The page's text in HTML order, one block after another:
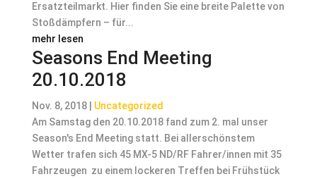
Ersatzteilmarkt. Hier finden Sie eine breite Palette von
Stoßdämpfern – für...
mehr lesen
Seasons End Meeting
20.10.2018
Nov. 8, 2018| Uncategorized
Am Samstag den 20.10.2018 fand zum 2. mal unser
Season's End Meeting statt. Bei allerschönstem
Wetter trafen sich 45 MX-5 ND/RF Fahrer/innen mit 35
Fahrzeugen zu einem lockeren Treffen bei Frühstück